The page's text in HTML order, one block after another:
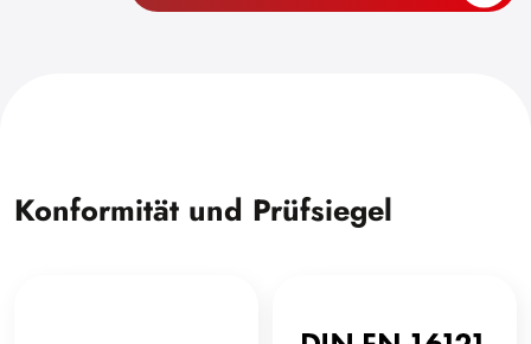
Konformität und Prüfsiegel